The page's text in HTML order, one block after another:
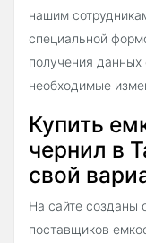
нашим
специальной
получения данных
необходимые
Купить
чернил в
свой
На сайте созданы
поставщиков